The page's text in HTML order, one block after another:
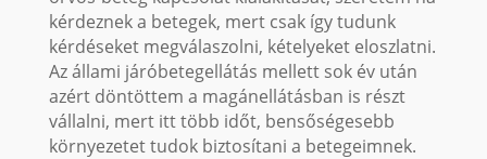
kérdeznek a betegek, mert csak így tudunk
kérdéseket megválaszolni, kételyeket eloszlatni.
Az állami járóbetegellátás mellett sok év után
azért döntöttem a magánellátásban is részt
vállalni, mert itt több időt, bensőségesebb
környezetet tudok biztosítani a betegeimnek.